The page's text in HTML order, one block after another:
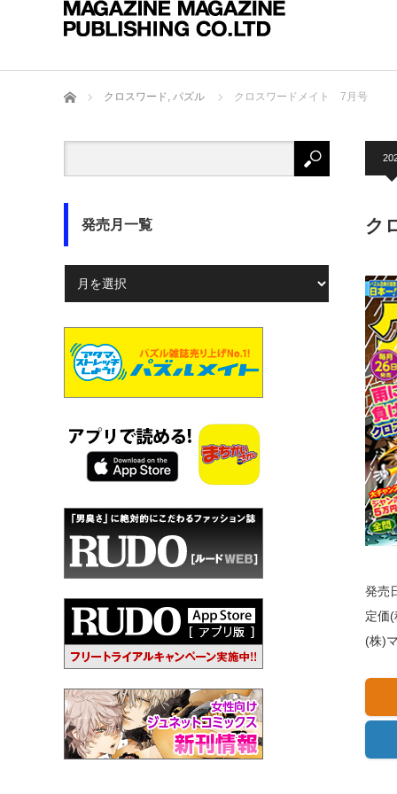
ホーム クロスワード, パズル クロスワードメイト 7月号
ク
発売
定価
(株)
発売月一覧